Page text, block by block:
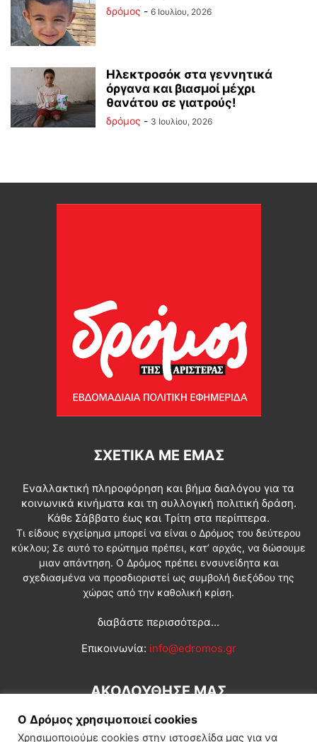
δρόμος - 6 Ιουλίου, 2026
Ηλεκτροσόκ στα γεννητικά
όργανα και βιασμοί μέχρι
θανάτου σε γιατρούς!
δρόμος - 3 Ιουλίου, 2026
ΣΧΕΤΙΚΆ ΜΕ ΕΜΆΣ
Εναλλακτική πληροφόρηση και βήμα διαλόγου για τα
κοινωνικά κινήματα και τη συλλογική πολιτική δράση.
Κάθε Σάββατο έως και Τρίτη στα περίπτερα.
Τι είδους εγχείρημα μπορεί να είναι ο Δρόμος του δεύτερου
κύκλου; Σε αυτό το ερώτημα πρέπει, κατ’ αρχάς, να δώσουμε
μιαν απάντηση. Ο Δρόμος πρέπει ενσυνείδητα και
σχεδιασμένα να προσδιοριστεί ως συμβολή διεξόδου της
χώρας από την καθολική κρίση.
διαβάστε περισσότερα...
Επικοινωνία: info@edromos.gr
ΑΚΟΛΟΥΘΗΣΕ ΜΑΣ
Ο Δρόμος χρησιμοποιεί cookies
Χρησιμοποιούμε cookies στην ιστοσελίδα μας για να